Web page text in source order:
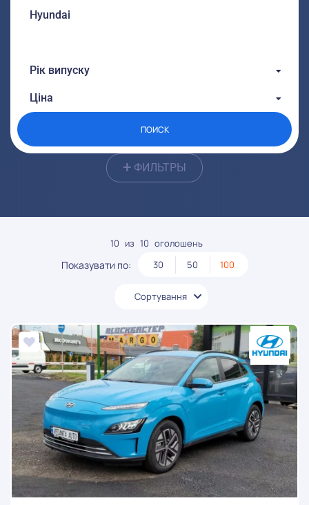
Рік випуску
Ціна
ПОИСК
+ ФИЛЬТРЫ
10 из 10 оголошень
Показувати по: 30 50 100
Сортування